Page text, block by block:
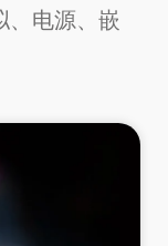
、电源、嵌